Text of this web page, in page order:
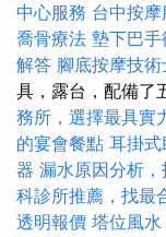
中心服務 台中按
喬骨療法 墊下巴
解答 腳底按摩技
具，露台，配備了
務所，選擇最具實
的宴會餐點 耳掛
器 漏水原因分析
科診所推薦，找最
透明報價 塔位風